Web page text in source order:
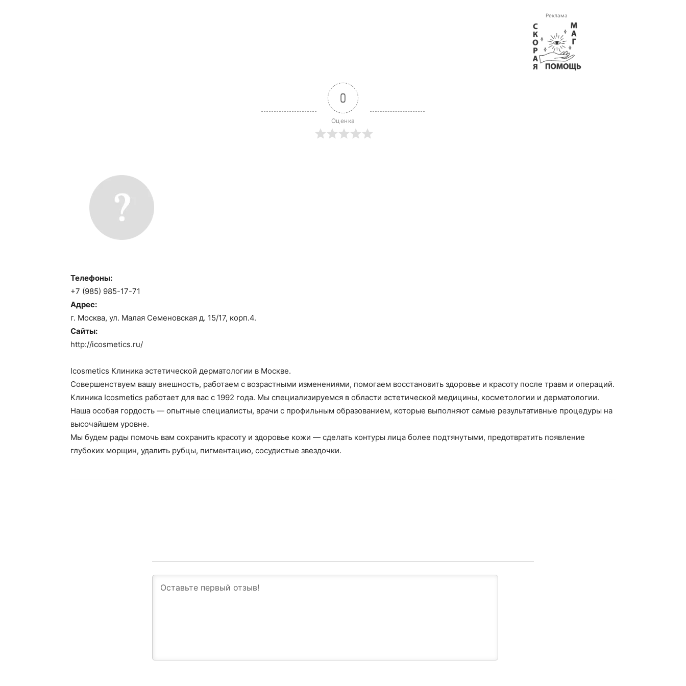
Реклама
0
Оценка
Телефоны:
+7 (985) 985-17-71
Адрес:
г. Москва, ул. Малая Семеновская д. 15/17, корп.4.
Сайты:
http://icosmetics.ru/
Icosmetics Клиника эстетической дерматологии в Москве.
Совершенствуем вашу внешность, работаем с возрастными изменениями, помогаем восстановить здоровье и красоту после травм и операций.
Клиника Icosmetics работает для вас с 1992 года. Мы специализируемся в области эстетической медицины, косметологии и дерматологии.
Наша особая гордость — опытные специалисты, врачи с профильным образованием, которые выполняют самые результативные процедуры на
высочайшем уровне.
Мы будем рады помочь вам сохранить красоту и здоровье кожи — сделать контуры лица более подтянутыми, предотвратить появление
глубоких морщин, удалить рубцы, пигментацию, сосудистые звездочки.